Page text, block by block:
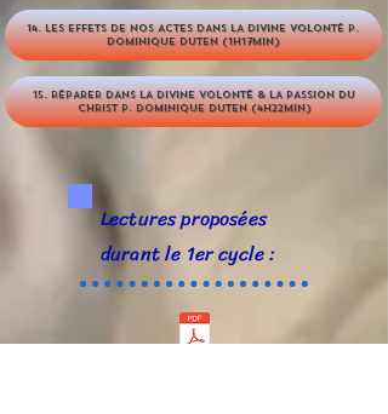
14. LES EFFETS DE NOS ACTES DANS LA DIVINE VOLONTÉ P.
DOMINIQUE DUTEN (1H17MIN)
15. RÉPARER DANS LA DIVINE VOLONTÉ & LA PASSION DU
CHRIST P. DOMINIQUE DUTEN (4H22MIN)
Lectures proposées
durant le 1er cycle :